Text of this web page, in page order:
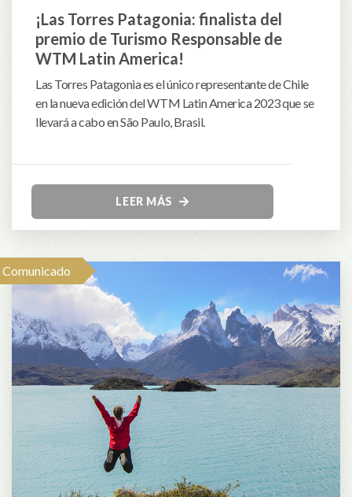
¡Las Torres Patagonia: finalista del
premio de Turismo Responsable de
WTM Latin America!
Las Torres Patagonia es el único representante de Chile
en la nueva edición del WTM Latin America 2023 que se
llevará a cabo en São Paulo, Brasil.
LEER MÁS
Comunicado